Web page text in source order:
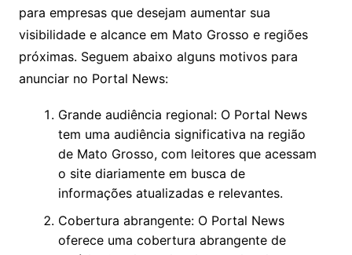
para empresas que desejam aumentar sua
visibilidade e alcance em Mato Grosso e regiões
próximas. Seguem abaixo alguns motivos para
anunciar no Portal News:
Grande audiência regional: O Portal News
tem uma audiência significativa na região
de Mato Grosso, com leitores que acessam
o site diariamente em busca de
informações atualizadas e relevantes.
Cobertura abrangente: O Portal News
oferece uma cobertura abrangente de